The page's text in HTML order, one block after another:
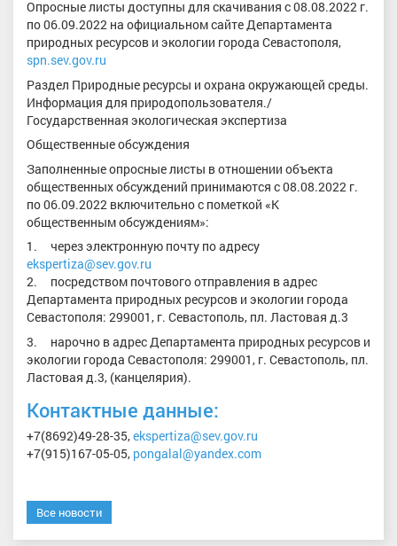
Опросные листы доступны для скачивания с 08.08.2022 г.
по 06.09.2022 на официальном сайте Департамента
природных ресурсов и экологии города Севастополя,
spn.sev.gov.ru
Раздел Природные ресурсы и охрана окружающей среды.
Информация для природопользователя./
Государственная экологическая экспертиза
Общественные обсуждения
Заполненные опросные листы в отношении объекта
общественных обсуждений принимаются с 08.08.2022 г.
по 06.09.2022 включительно с пометкой «К
общественным обсуждениям»:
1. через электронную почту по адресу
ekspertiza@sev.gov.ru
2. посредством почтового отправления в адрес
Департамента природных ресурсов и экологии города
Севастополя: 299001, г. Севастополь, пл. Ластовая д.3
3. нарочно в адрес Департамента природных ресурсов и
экологии города Севастополя: 299001, г. Севастополь, пл.
Ластовая д.3, (канцелярия).
Контактные данные:
+7(8692)49-28-35,ekspertiza@sev.gov.ru
+7(915)167-05-05, pongalal@yandex.com
Все новости